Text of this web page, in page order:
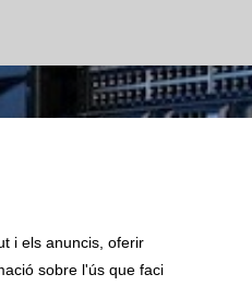
i els anuncis, oferir
sobre l'ús que faci